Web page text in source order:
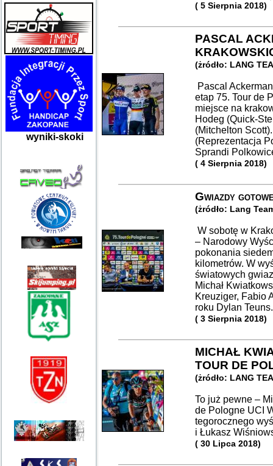
wyniki-skoki
( 5 Sierpnia 2018)
PASCAL
(żródło: LANG
Pascal
etap 75. Tour de
miejsce na
Hodeg (Quick-
(Mitchelton
(Reprezentacja
Sprandi
( 4 Sierpnia 2018)
Gwiazdy
(żródło: Lang
W sobotę w
– Narodowy
pokonania
kilometrów. W
światowych
Michał
Kreuziger, Fabio
roku Dylan
( 3 Sierpnia 2018)
MICHAŁ
TOUR DE
(żródło: LANG
To już pewne –
de Pologne UCI
tegorocznego
i Łukasz
( 30 Lipca 2018)